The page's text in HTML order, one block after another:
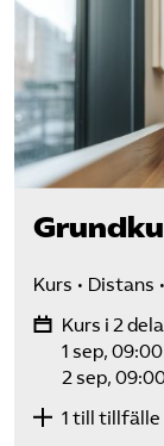
Kurs Distans
Kurs i 2
1 sep,
2 sep,
1 till tillfälle